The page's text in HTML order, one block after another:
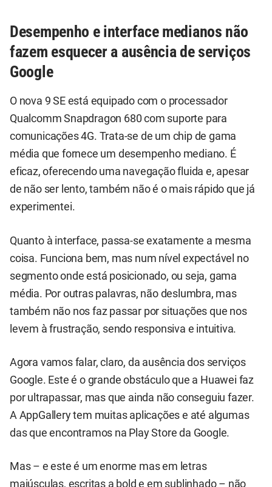
Desempenho e interface medianos não
fazem esquecer a ausência de serviços
Google
O nova 9 SE está equipado com o processador
Qualcomm Snapdragon 680 com suporte para
comunicações 4G. Trata-se de um chip de gama
média que fornece um desempenho mediano. É
eficaz, oferecendo uma navegação fluida e, apesar
de não ser lento, também não é o mais rápido que já
experimentei.
Quanto à interface, passa-se exatamente a mesma
coisa. Funciona bem, mas num nível expectável no
segmento onde está posicionado, ou seja, gama
média. Por outras palavras, não deslumbra, mas
também não nos faz passar por situações que nos
levem à frustração, sendo responsiva e intuitiva.
Agora vamos falar, claro, da ausência dos serviços
Google. Este é o grande obstáculo que a Huawei faz
por ultrapassar, mas que ainda não conseguiu fazer.
A AppGallery tem muitas aplicações e até algumas
das que encontramos na Play Store da Google.
Mas – e este é um enorme mas em letras
maiúsculas, escritas a bold e em sublinhado – não